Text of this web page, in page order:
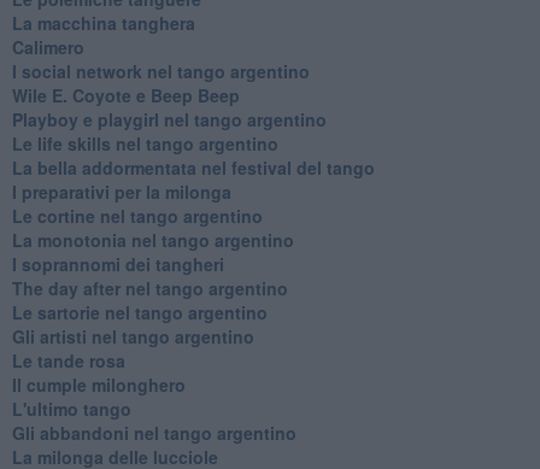
La macchina tanghera
Calimero
​I social network nel tango argentino
Wile E. Coyote e Beep Beep
Playboy e playgirl nel tango argentino
Le life skills nel tango argentino
La bella addormentata nel festival del tango
I preparativi per la milonga
Le cortine nel tango argentino
La monotonia nel tango argentino
I soprannomi dei tangheri
The day after nel tango argentino
Le sartorie nel tango argentino
Gli artisti nel tango argentino
Le tande rosa
Il cumple milonghero
L'ultimo tango
Gli abbandoni nel tango argentino
La milonga delle lucciole